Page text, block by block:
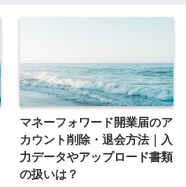
マネーフォワード開業届のア
カウント削除・退会方法｜入
力データやアップロード書類
の扱いは？